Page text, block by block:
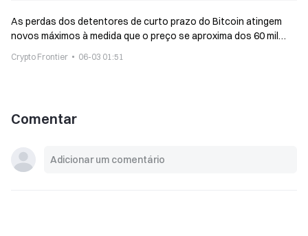
As perdas dos detentores de curto prazo do Bitcoin atingem
novos máximos à medida que o preço se aproxima dos 60 mil
Crypto Frontier 06-03 01:51
Comentar